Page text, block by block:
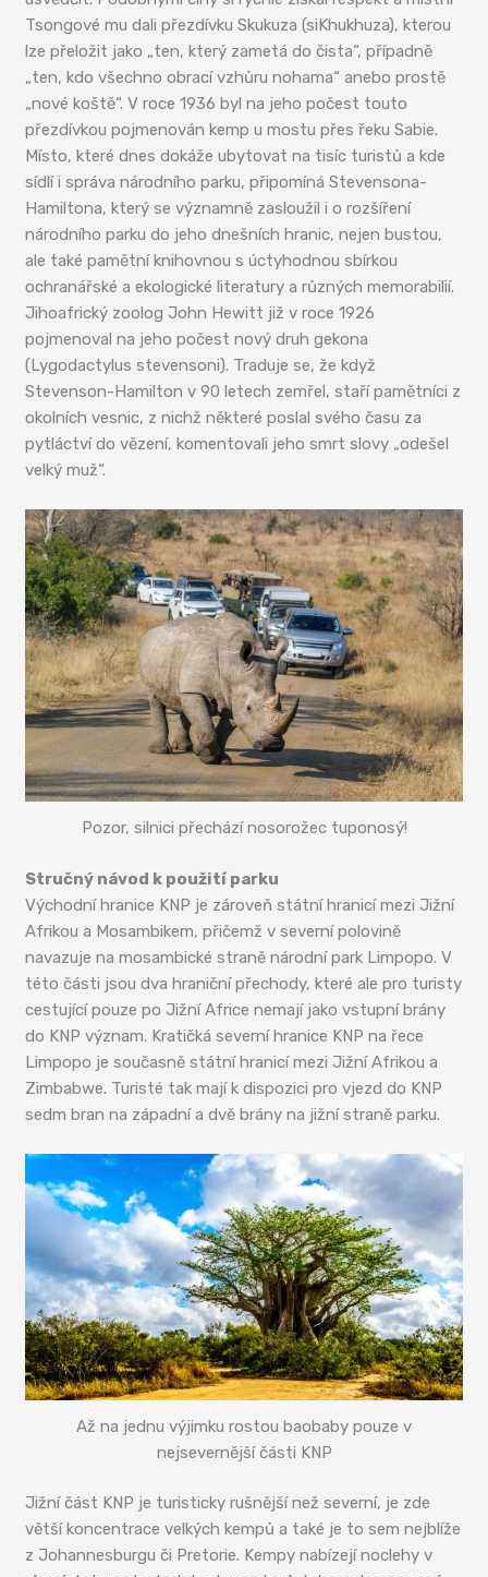
Tsongové mu dali přezdívku Skukuza (siKhukhuza), kterou
lze přeložit jako „ten, který zametá do čista“, případně
„ten, kdo všechno obrací vzhůru nohama“ anebo prostě
„nové koště“. V roce 1936 byl na jeho počest touto
přezdívkou pojmenován kemp u mostu přes řeku Sabie.
Místo, které dnes dokáže ubytovat na tisíc turistů a kde
sídlí i správa národního parku, připomíná Stevensona-
Hamiltona, který se významně zasloužil i o rozšíření
národního parku do jeho dnešních hranic, nejen bustou,
ale také pamětní knihovnou s úctyhodnou sbírkou
ochranářské a ekologické literatury a různých memorabilií.
Jihoafrický zoolog John Hewitt již v roce 1926
pojmenoval na jeho počest nový druh gekona
(Lygodactylus stevensoni). Traduje se, že když
Stevenson-Hamilton v 90 letech zemřel, staří pamětníci z
okolních vesnic, z nichž některé poslal svého času za
pytláctví do vězení, komentovali jeho smrt slovy „odešel
velký muž“.
Pozor, silnici přechází nosorožec tuponosý!
Stručný návod k použití parku
Východní hranice KNP je zároveň státní hranicí mezi Jižní
Afrikou a Mosambikem, přičemž v severní polovině
navazuje na mosambické straně národní park Limpopo. V
této části jsou dva hraniční přechody, které ale pro turisty
cestující pouze po Jižní Africe nemají jako vstupní brány
do KNP význam. Kratičká severní hranice KNP na řece
Limpopo je současně státní hranicí mezi Jižní Afrikou a
Zimbabwe. Turisté tak mají k dispozici pro vjezd do KNP
sedm bran na západní a dvě brány na jižní straně parku.
Až na jednu výjimku rostou baobaby pouze v
nejsevernější části KNP
Jižní část KNP je turisticky rušnější než severní, je zde
větší koncentrace velkých kempů a také je to sem nejblíže
z Johannesburgu či Pretorie. Kempy nabízejí noclehy v